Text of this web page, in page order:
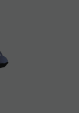
diferentes
LinkedIn,
de dichas
estas cookies y
de privacidad
una de ellas en